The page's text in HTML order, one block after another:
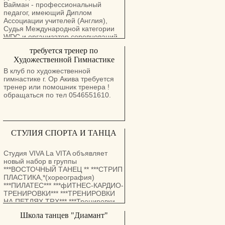
Европейские танцы - вальс, танго,
медленный фокстрот и квикстеп.
Латиноамериканские танцы -
самба, ча-ча-ча, румба, пасодобль
и джайв.
Вайман - профессиональный
педагог, имеющий Диплом
Ассоциации учителей (Англия),
Судья Международной категории
WDC и организатор соревнований,
Школа существует с 1990 года.
Среди ее выпусников есть
чемпионы и участники передач
"Танцуем со звездами" и
"Рожденный для танца".
Уроки проходят в
профессиональном балетном зале
требуется тренер по
Художественной Гимнастике
В клуб по художественной
гимнастике г. Ор Акива требуется
тренер или помошник тренера !
обращаться по тел 0546551610.
CТУЛИЯ СПОРТА И ТАНЦА
Студия VIVA La VITA объявляет
новый набор в группы
***ВОСТОЧНЫЙ ТАНЕЦ ** ***СТРИП
ПЛАСТИКА,*(хореография)
***ПИЛАТЕС*** ***фИТНЕС-КАРДИО-
ТРЕНИРОВКИ*** ***ТРЕНИРОВКИ
НА ПЕТЛЯХ TRX*** ***Тренировки
для старшего поколения*** 1-
Школа танцев "Диамант"